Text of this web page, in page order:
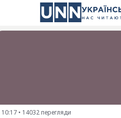
10:17 • 14032 перегляди